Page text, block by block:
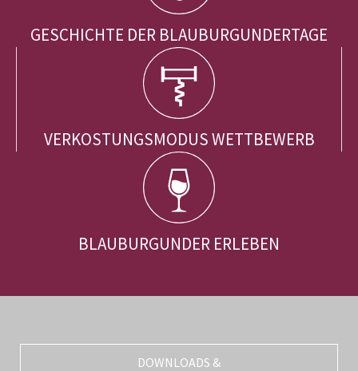
GESCHICHTE DER BLAUBURGUNDERTAGE
VERKOSTUNGSMODUS WETTBEWERB
BLAUBURGUNDER ERLEBEN
DOWNLOADS &